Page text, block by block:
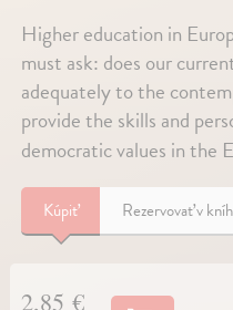
Higher education in
must ask: does our
adequately to the
provide the skills and
democratic values in the
Kúpiť Rezervovať v
2,85 €